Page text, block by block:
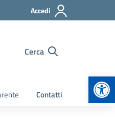
Accedi
Cerca
Contatti